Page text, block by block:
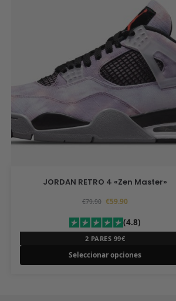
JORDAN RETRO 4 «Zen Master»
€79.90 €59.90
(4.8)
2 PARES 99€
Seleccionar opciones